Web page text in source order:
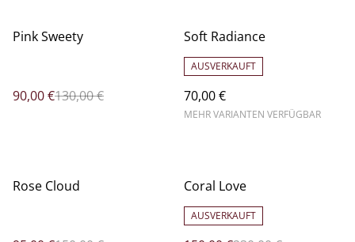
%
Pink Sweety
90,00 €130,00 €
Soft Radiance
AUSVERKAUFT
70,00 €
MEHR VARIANTEN VERFÜGBAR
%
Rose Cloud %
Coral Love
AUSVERKAUFT